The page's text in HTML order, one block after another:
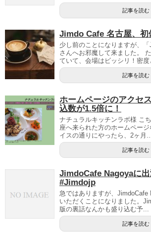
記事を読む
Jimdo Cafe 名古屋、初
少し前のことになりますが、「
さんへお邪魔して来ました。
ていて、会場はビッシリ！密度
記事を読む
ホームページのアクセ
込数が1.5倍に！
ナチュラルキッチンラボ様 こ
座へ来られた方のホームペー
イスの通りにやったら、2ヶ月...
記事を読む
JimdoCafe Nagoyaに出
#Jimdojp
急ではありますが、JimdoCafe
いただくことになりました。
版の裏話なんかも盛り込む予...
記事を読む